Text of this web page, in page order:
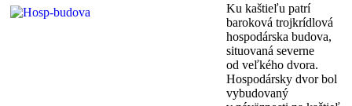
Ku kaštieľu patrí
baroková trojkrídlová
hospodárska budova,
situovaná severne
od veľkého dvora.
Hospodársky dvor bol
vybudovaný